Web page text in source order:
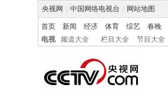
央视网 中国网络电视台 网站地图
首页 新闻 经济 体育 综艺 春晚
电视
频道大全 栏目大全 节目大全